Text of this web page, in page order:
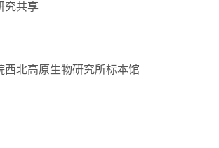
究共享
西北高原生物研究所标本馆